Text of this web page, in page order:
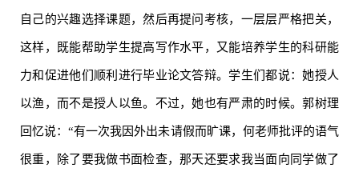
自己的兴趣选择课题，然后再提问考核，一层层严格把关，
这样，既能帮助学生提高写作水平，又能培养学生的科研能
力和促进他们顺利进行毕业论文答辩。学生们都说：她授人
以渔，而不是授人以鱼。不过，她也有严肃的时候。郭树理
回忆说：“有一次我因外出未请假而旷课，何老师批评的语气
很重，除了要我做书面检查，那天还要求我当面向同学做了